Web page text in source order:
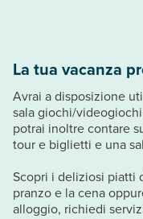
La tua vacanza
Avrai a disposizione
sala giochi/
potrai inoltre contare
tour e biglietti e una
Scopri i deliziosi piatti
pranzo e la cena
alloggio, richiedi